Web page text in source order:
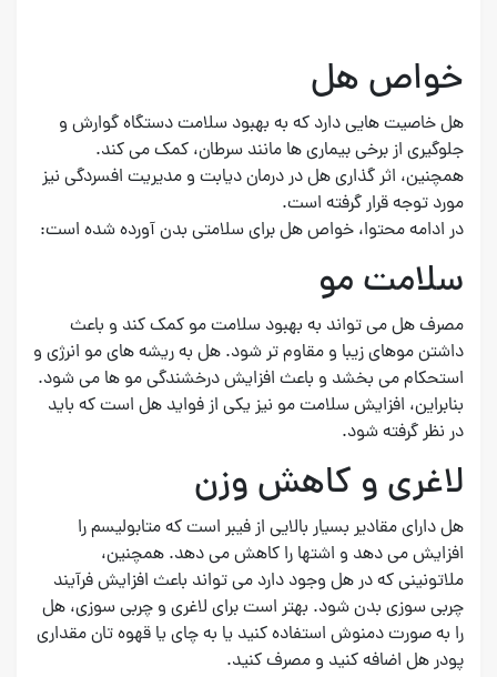
خواص هل
هل خاصیت هایی دارد که به بهبود سلامت دستگاه گوارش و
جلوگیری از برخی بیماری ها مانند سرطان، کمک می کند.
همچنین، اثر گذاری هل در درمان دیابت و مدیریت افسردگی نیز
مورد توجه قرار گرفته است.
در ادامه محتوا، خواص هل برای سلامتی بدن آورده شده است:
سلامت مو
مصرف هل می تواند به بهبود سلامت مو کمک کند و باعث
داشتن موهای زیبا و مقاوم تر شود. هل به ریشه های مو انرژی و
استحکام می بخشد و باعث افزایش درخشندگی مو ها می شود.
بنابراین، افزایش سلامت مو نیز یکی از فواید هل است که باید
در نظر گرفته شود.
لاغری و کاهش وزن
هل دارای مقادیر بسیار بالایی از فیبر است که متابولیسم را
افزایش می دهد و اشتها را کاهش می دهد. همچنین،
ملاتونینی که در هل وجود دارد می تواند باعث افزایش فرآیند
چربی سوزی بدن شود. بهتر است برای لاغری و چربی سوزی، هل
را به صورت دمنوش استفاده کنید یا به چای یا قهوه تان مقداری
پودر هل اضافه کنید و مصرف کنید.